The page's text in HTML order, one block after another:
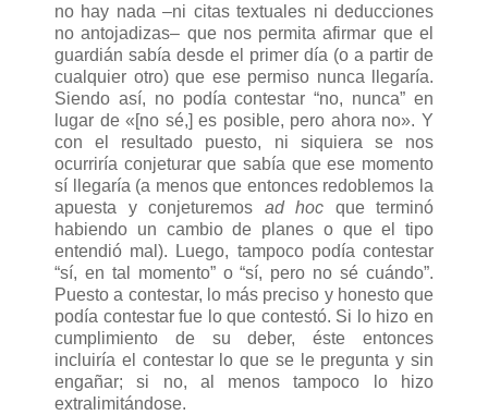
no hay nada –ni citas textuales ni deducciones
no antojadizas– que nos permita afirmar que el
guardián sabía desde el primer día (o a partir de
cualquier otro) que ese permiso nunca llegaría.
Siendo así, no podía contestar “no, nunca” en
lugar de «[no sé,] es posible, pero ahora no». Y
con el resultado puesto, ni siquiera se nos
ocurriría conjeturar que sabía que ese momento
sí llegaría (a menos que entonces redoblemos la
apuesta y conjeturemos ad hoc que terminó
habiendo un cambio de planes o que el tipo
entendió mal). Luego, tampoco podía contestar
“sí, en tal momento” o “sí, pero no sé cuándo”.
Puesto a contestar, lo más preciso y honesto que
podía contestar fue lo que contestó. Si lo hizo en
cumplimiento de su deber, éste entonces
incluiría el contestar lo que se le pregunta y sin
engañar; si no, al menos tampoco lo hizo
extralimitándose.